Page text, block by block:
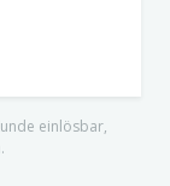
einlösbar,